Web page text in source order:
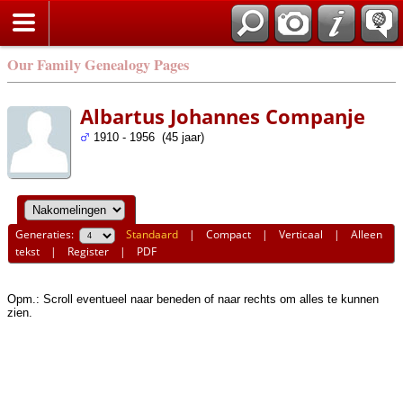
Our Family Genealogy Pages
Albartus Johannes Companje
1910 - 1956 (45 jaar)
Generaties: Standaard |Compact |Verticaal |Alleen
tekst | Register | PDF
Opm.: Scroll eventueel naar beneden of naar rechts om alles te kunnen
zien.